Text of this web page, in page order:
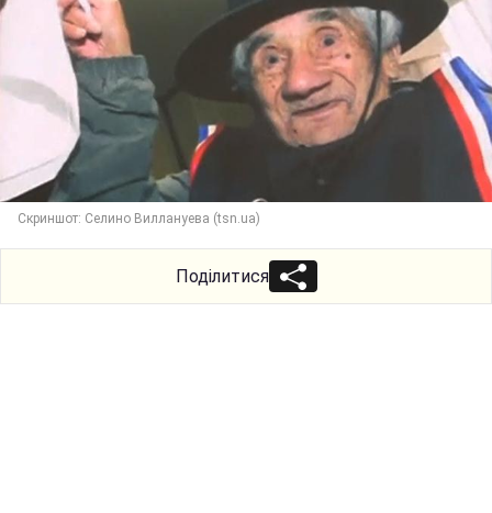
Скриншот: Селино Виллануева (tsn.ua)
Поділитися